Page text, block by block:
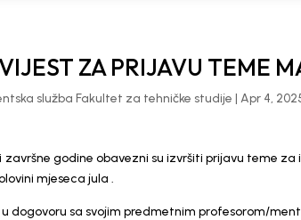
ZA PRIJAVU TEME
služba Fakultet za tehničke studije |Apr 4,
godine obavezni su izvršiti prijavu teme
mjeseca jula .
dogovoru sa svojim predmetnim profesorom/